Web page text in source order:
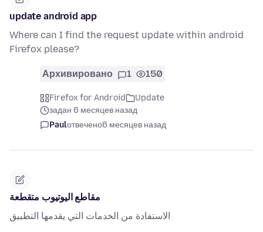
update android app
Where can I find the request update within android
Firefox please?
Архивировано 1 150
Firefox for Android
Update
задан 6 месяцев назад
Paulотвечено6 месяцев назад
مقاطع اليوتيوب متقطعة
الاستفادة من الخدمات التي يقدمها التطبيق